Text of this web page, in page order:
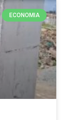
ECONOMIA